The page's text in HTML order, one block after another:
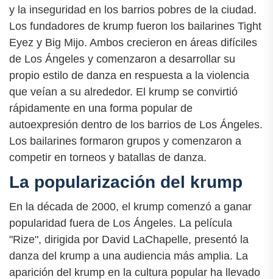
y la inseguridad en los barrios pobres de la ciudad.
Los fundadores de krump fueron los bailarines Tight
Eyez y Big Mijo. Ambos crecieron en áreas difíciles
de Los Ángeles y comenzaron a desarrollar su
propio estilo de danza en respuesta a la violencia
que veían a su alrededor. El krump se convirtió
rápidamente en una forma popular de
autoexpresión dentro de los barrios de Los Ángeles.
Los bailarines formaron grupos y comenzaron a
competir en torneos y batallas de danza.
La popularización del krump
En la década de 2000, el krump comenzó a ganar
popularidad fuera de Los Ángeles. La película
"Rize", dirigida por David LaChapelle, presentó la
danza del krump a una audiencia más amplia. La
aparición del krump en la cultura popular ha llevado